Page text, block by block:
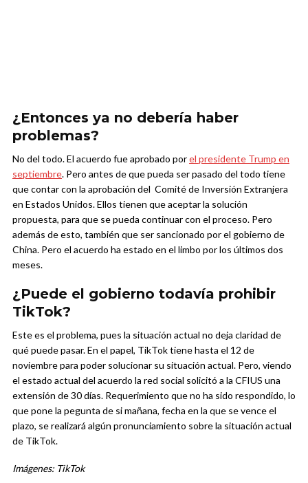
¿Entonces ya no debería haber
problemas?
No del todo. El acuerdo fue aprobado porel presidente Trump en
septiembre. Pero antes de que pueda ser pasado del todo tiene
que contar con la aprobación del Comité de Inversión Extranjera
en Estados Unidos. Ellos tienen que aceptar la solución
propuesta, para que se pueda continuar con el proceso. Pero
además de esto, también que ser sancionado por el gobierno de
China. Pero el acuerdo ha estado en el limbo por los últimos dos
meses.
¿Puede el gobierno todavía prohibir
TikTok?
Este es el problema, pues la situación actual no deja claridad de
qué puede pasar. En el papel, TikTok tiene hasta el 12 de
noviembre para poder solucionar su situación actual. Pero, viendo
el estado actual del acuerdo la red social solicitó a la CFIUS una
extensión de 30 días. Requerimiento que no ha sido respondido, lo
que pone la pegunta de si mañana, fecha en la que se vence el
plazo, se realizará algún pronunciamiento sobre la situación actual
de TikTok.
Imágenes: TikTok